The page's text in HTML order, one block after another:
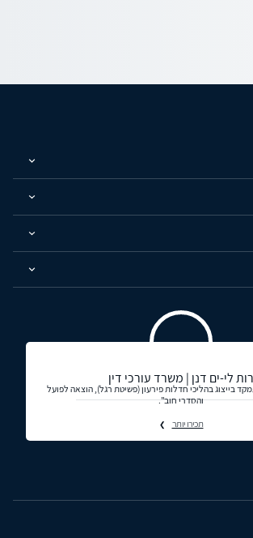
רות לי-ים דנן | משרד עורכי דין
בייצוג בהליכי חדלות פירעון (פשיטת רגל), הוצאה לפועל
והסדרי חוב".
תכירו יותר